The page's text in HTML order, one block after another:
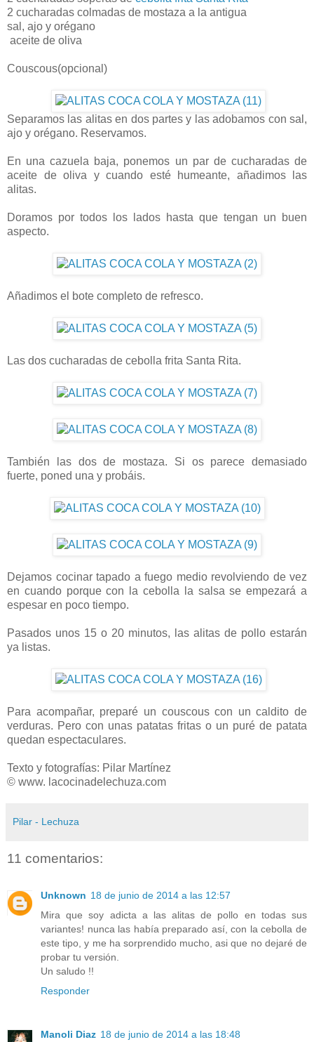
2 cucharadas colmadas de mostaza a la antigua
sal, ajo y orégano
aceite de oliva
Couscous(opcional)
Separamos las alitas en dos partes y las adobamos con sal,
ajo y orégano. Reservamos.
En una cazuela baja, ponemos un par de cucharadas de
aceite de oliva y cuando esté humeante, añadimos las
alitas.
Doramos por todos los lados hasta que tengan un buen
aspecto.
Añadimos el bote completo de refresco.
Las dos cucharadas de cebolla frita Santa Rita.
También las dos de mostaza. Si os parece demasiado
fuerte, poned una y probáis.
Dejamos cocinar tapado a fuego medio revolviendo de vez
en cuando porque con la cebolla la salsa se empezará a
espesar en poco tiempo.
Pasados unos 15 o 20 minutos, las alitas de pollo estarán
ya listas.
Para acompañar, preparé un couscous con un caldito de
verduras. Pero con unas patatas fritas o un puré de patata
quedan espectaculares.
Texto y fotografías: Pilar Martínez
© www. lacocinadelechuza.com
Pilar - Lechuza
11 comentarios:
Unknown 18 de junio de 2014 a las 12:57
Mira que soy adicta a las alitas de pollo en todas sus
variantes! nunca las había preparado así, con la cebolla de
este tipo, y me ha sorprendido mucho, asi que no dejaré de
probar tu versión.
Un saludo !!
Responder
Manoli Diaz 18 de junio de 2014 a las 18:48